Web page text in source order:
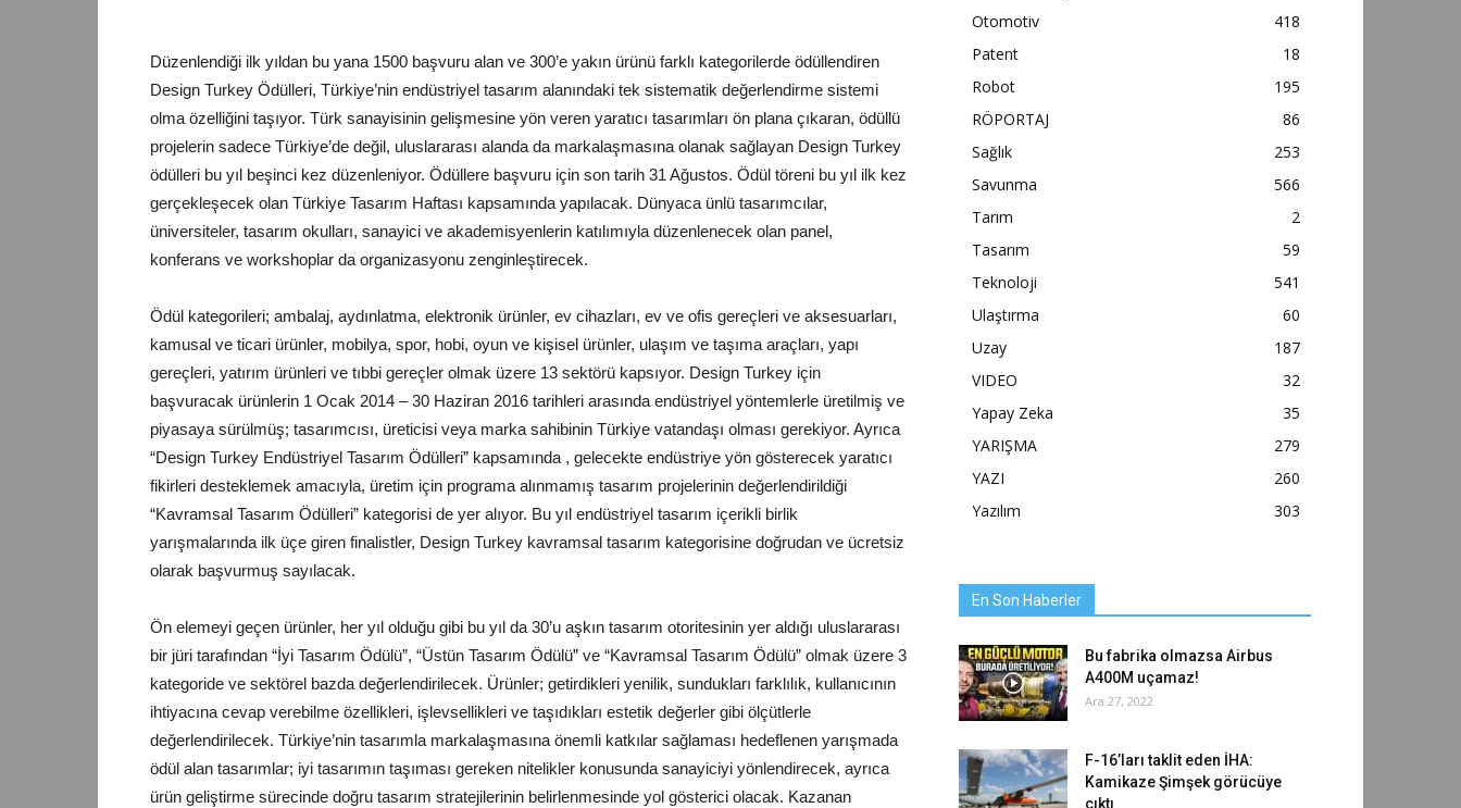
Düzenlendiği ilk yıldan bu yana 1500 başvuru alan ve 300’e yakın ürünü farklı kategorilerde ödüllendiren
Design Turkey Ödülleri, Türkiye’nin endüstriyel tasarım alanındaki tek sistematik değerlendirme sistemi
olma özelliğini taşıyor. Türk sanayisinin gelişmesine yön veren yaratıcı tasarımları ön plana çıkaran, ödüllü
projelerin sadece Türkiye’de değil, uluslararası alanda da markalaşmasına olanak sağlayan Design Turkey
ödülleri bu yıl beşinci kez düzenleniyor. Ödüllere başvuru için son tarih 31 Ağustos. Ödül töreni bu yıl ilk kez
gerçekleşecek olan Türkiye Tasarım Haftası kapsamında yapılacak. Dünyaca ünlü tasarımcılar,
üniversiteler, tasarım okulları, sanayici ve akademisyenlerin katılımıyla düzenlenecek olan panel,
konferans ve workshoplar da organizasyonu zenginleştirecek.
Ödül kategorileri; ambalaj, aydınlatma, elektronik ürünler, ev cihazları, ev ve ofis gereçleri ve aksesuarları,
kamusal ve ticari ürünler, mobilya, spor, hobi, oyun ve kişisel ürünler, ulaşım ve taşıma araçları, yapı
gereçleri, yatırım ürünleri ve tıbbi gereçler olmak üzere 13 sektörü kapsıyor. Design Turkey için
başvuracak ürünlerin 1 Ocak 2014 – 30 Haziran 2016 tarihleri arasında endüstriyel yöntemlerle üretilmiş ve
piyasaya sürülmüş; tasarımcısı, üreticisi veya marka sahibinin Türkiye vatandaşı olması gerekiyor. Ayrıca
“Design Turkey Endüstriyel Tasarım Ödülleri” kapsamında , gelecekte endüstriye yön gösterecek yaratıcı
fikirleri desteklemek amacıyla, üretim için programa alınmamış tasarım projelerinin değerlendirildiği
“Kavramsal Tasarım Ödülleri” kategorisi de yer alıyor. Bu yıl endüstriyel tasarım içerikli birlik
yarışmalarında ilk üçe giren finalistler, Design Turkey kavramsal tasarım kategorisine doğrudan ve ücretsiz
olarak başvurmuş sayılacak.
Ön elemeyi geçen ürünler, her yıl olduğu gibi bu yıl da 30’u aşkın tasarım otoritesinin yer aldığı uluslararası
bir jüri tarafından “İyi Tasarım Ödülü”, “Üstün Tasarım Ödülü” ve “Kavramsal Tasarım Ödülü” olmak üzere 3
kategoride ve sektörel bazda değerlendirilecek. Ürünler; getirdikleri yenilik, sundukları farklılık, kullanıcının
ihtiyacına cevap verebilme özellikleri, işlevsellikleri ve taşıdıkları estetik değerler gibi ölçütlerle
değerlendirilecek. Türkiye’nin tasarımla markalaşmasına önemli katkılar sağlaması hedeflenen yarışmada
ödül alan tasarımlar; iyi tasarımın taşıması gereken nitelikler konusunda sanayiciyi yönlendirecek, ayrıca
ürün geliştirme sürecinde doğru tasarım stratejilerinin belirlenmesinde yol gösterici olacak. Kazanan
Otomotiv
418
Patent
18
Robot
195
RÖPORTAJ
86
Sağlık
253
Savunma
566
Tarım
2
Tasarım
59
Teknoloji
541
Ulaştırma
60
Uzay
187
VIDEO
32
Yapay Zeka
35
YARIŞMA
279
YAZI
260
Yazılım
303
En Son Haberler
Bu fabrika olmazsa Airbus
A400M uçamaz!
Ara 27, 2022
F-16’ları taklit eden İHA:
Kamikaze Şimşek görücüye
çıktı